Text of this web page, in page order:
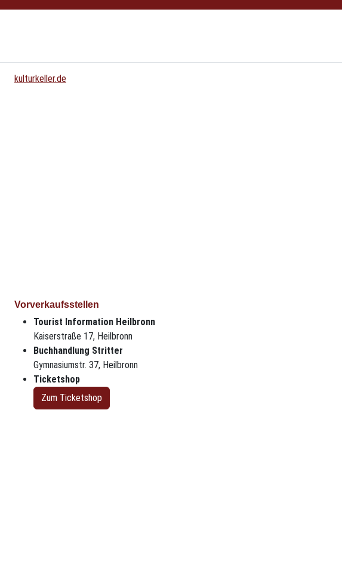
kulturkeller.de
Vorverkaufsstellen
Tourist Information Heilbronn
Kaiserstraße 17, Heilbronn
Buchhandlung Stritter
Gymnasiumstr. 37, Heilbronn
Ticketshop
Zum Ticketshop